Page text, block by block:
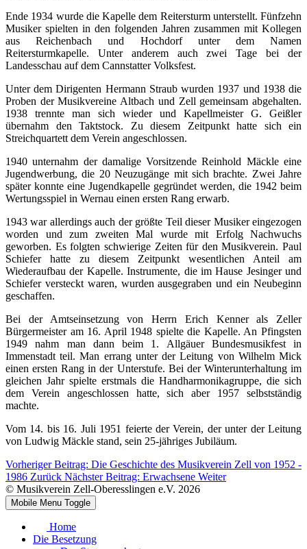
Ende 1934 wurde die Kapelle dem Reitersturm unterstellt. Fünfzehn
Musiker spielten in den folgenden Jahren zusammen mit Kollegen
aus Reichenbach und Hochdorf unter dem Namen
Reitersturmkapelle. Unter anderem auch zwei Tage bei der
Landesschau auf dem Cannstatter Volksfest.
Unter dem Dirigenten Hermann Straub wurden 1937 und 1938 die
Proben der Musikvereine Altbach und Zell gemeinsam abgehalten.
1938 trennte man sich wieder und Kapellmeister G. Geißler
übernahm den Taktstock. Zu diesem Zeitpunkt hatte sich ein
Streichquartett dem Verein angeschlossen.
1940 unternahm der damalige Vorsitzende Reinhold Mäckle eine
Jugendwerbung, die 20 Neuzugänge mit sich brachte. Zwei Jahre
später konnte eine Jugendkapelle gegründet werden, die 1942 beim
Wertungsspiel in Wernau einen ersten Rang erwarb.
1943 war allerdings auch der größte Teil dieser Musiker eingezogen
worden und zum zweiten Mal wurde mit Erfolg Nachwuchs
geworben. Es folgten schwierige Zeiten für den Musikverein. Paul
Schiefer hatte zu diesem Zeitpunkt wesentlichen Anteil am
Wiederaufbau der Kapelle. Instrumente, die im Hause Jesinger und
Schiefer versteckt waren, wurden ausgegraben und ein Neubeginn
geschaffen.
Bei der Amtseinsetzung von Herrn Erich Kenner als Zeller
Bürgermeister am 16. April 1948 spielte die Kapelle. An Pfingsten
1949 nahm man dann beim 1. Allgäuer Bundesmusikfest in
Immenstadt teil. Man errang unter der Leitung von Wilhelm Mick
einen ersten Rang in der Unterstufe. Bei der Winterunterhaltung im
gleichen Jahr spielte erstmals die Handharmonikagruppe, die sich
dem Verein angeschlossen hatte, sich aber 1957 selbstständig
machte.
Vom 14. bis 16. Juli 1951 feierte der Verein, der unter der Leitung
von Ludwig Mäckle stand, sein 25-jähriges Jubiläum.
Vorheriger Beitrag: Die Geschichte des Musikverein Zell von 1952 -
1986 Zurück Nächster Beitrag: Erwachsene Weiter
© Musikverein Zell-Oberesslingen e.V. 2026
Mobile Menu Toggle
Home
Die Besetzung